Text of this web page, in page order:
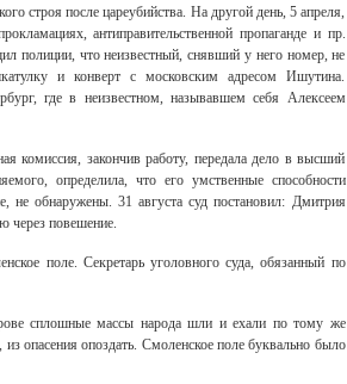
строя после цареубийства. На другой день, 5 апреля,
антиправительственной пропаганде и пр.
полиции, что неизвестный, снявший у него номер, не
и конверт с московским адресом Ишутина.
где в неизвестном, называвшем себя Алексеем
комиссия, закончив работу, передала дело в высший
определила, что его умственные способности
не обнаружены. 31 августа суд постановил: Дмитрия
через повешение.
поле. Секретарь уголовного суда, обязанный по
сплошные массы народа шли и ехали по тому же
опасения опоздать. Смоленское поле буквально было